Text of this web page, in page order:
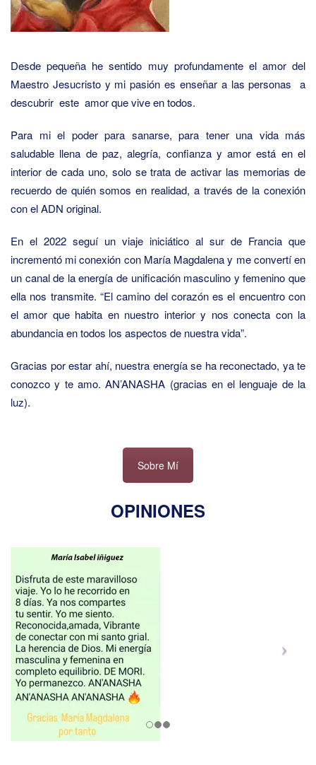
Desde pequeña he sentido muy profundamente el amor del
Maestro Jesucristo y mi pasión es enseñar a las personas a
descubrir este amor que vive en todos.
Para mi el poder para sanarse, para tener una vida más
saludable llena de paz, alegría, confianza y amor está en el
interior de cada uno, solo se trata de activar las memorias de
recuerdo de quién somos en realidad, a través de la conexión
con el ADN original.
En el 2022 seguí un viaje iniciático al sur de Francia que
incrementó mi conexión con María Magdalena y me convertí en
un canal de la energía de unificación masculino y femenino que
ella nos transmite. “El camino del corazón es el encuentro con
el amor que habita en nuestro interior y nos conecta con la
abundancia en todos los aspectos de nuestra vida”.
Gracias por estar ahí, nuestra energía se ha reconectado, ya te
conozco y te amo. AN’ANASHA (gracias en el lenguaje de la
luz).
Sobre Mí
OPINIONES